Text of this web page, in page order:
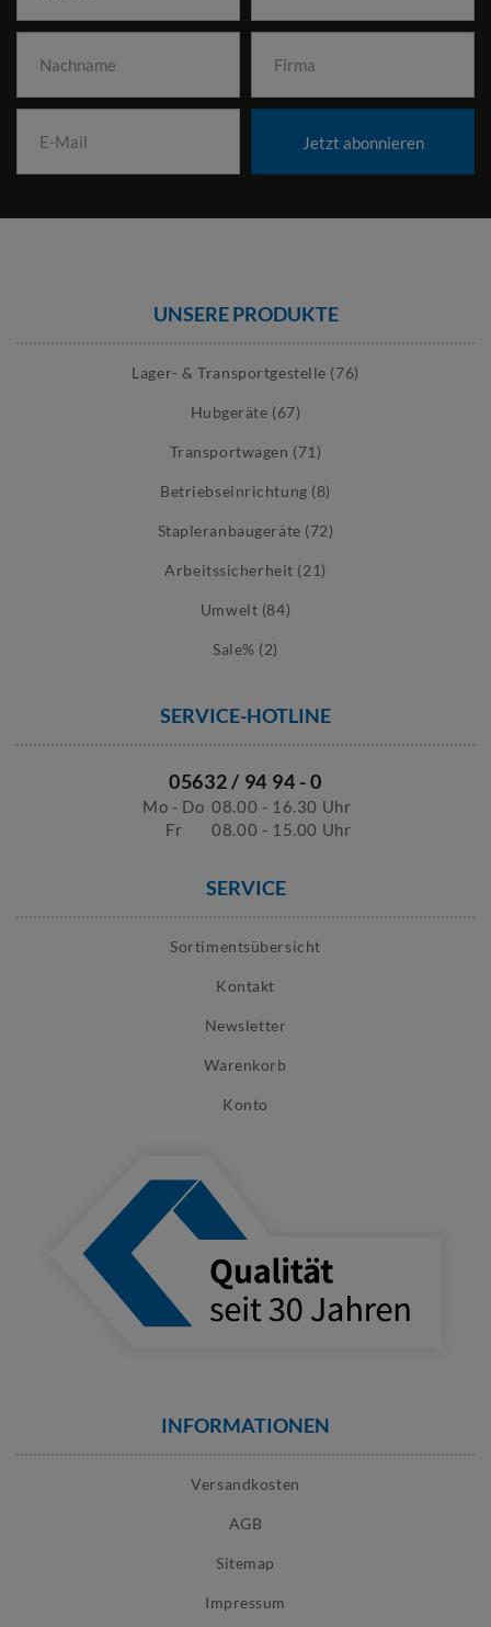
Jetzt abonnieren
UNSERE PRODUKTE
Lager- & Transportgestelle (76)
Hubgeräte (67)
Transportwagen (71)
Betriebseinrichtung (8)
Stapleranbaugeräte (72)
Arbeitssicherheit (21)
Umwelt (84)
Sale% (2)
SERVICE-HOTLINE
05632 / 94 94 - 0
Mo - Do 08.00 - 16.30 Uhr
Fr
08.00 - 15.00 Uhr
SERVICE
Sortimentsübersicht
Kontakt
Newsletter
Warenkorb
Konto
INFORMATIONEN
Versandkosten
AGB
Sitemap
Impressum